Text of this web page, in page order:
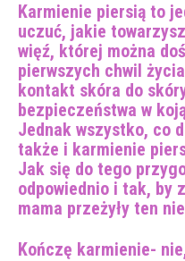
Karmienie piersią to
uczuć, jakie
więź, której można
pierwszych chwil
kontakt skóra do
bezpieczeństwa w
Jednak wszystko, co
także i karmienie
Jak się do tego
odpowiednio i tak, by
mama przeżyły ten
Kończę karmienie-